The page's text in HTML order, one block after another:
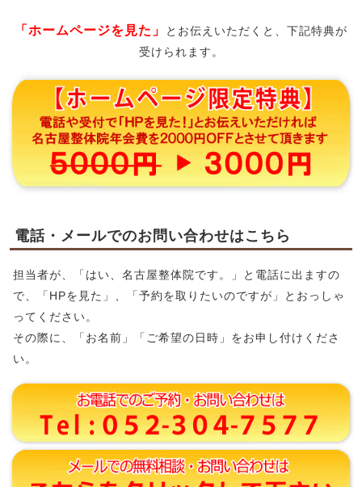
「ホームページを見た」
とお伝えいただくと、下記特典が
受けられます。
電話・メールでのお問い合わせはこちら
担当者が、「はい、名古屋整体院です。」と電話に出ますの
で、「HPを見た」、「予約を取りたいのですが」とおっしゃ
ってください。
その際に、「お名前」「ご希望の日時」をお申し付けくださ
い。